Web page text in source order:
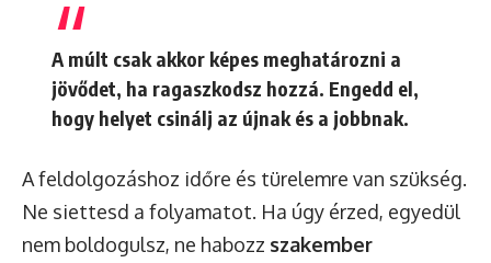
A múlt csak akkor képes meghatározni a
jövődet, ha ragaszkodsz hozzá. Engedd el,
hogy helyet csinálj az újnak és a jobbnak.
A feldolgozáshoz időre és türelemre van szükség.
Ne siettesd a folyamatot. Ha úgy érzed, egyedül
nem boldogulsz, ne habozz szakember